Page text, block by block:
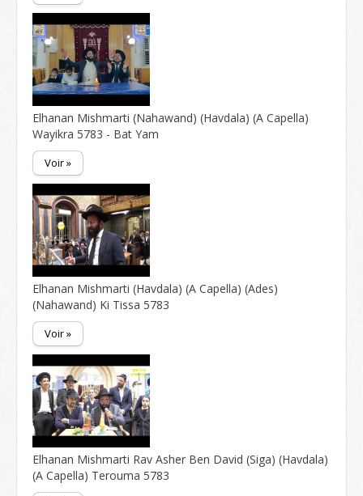
Elhanan Mishmarti (Nahawand) (Havdala) (A Capella)
Wayikra 5783 - Bat Yam
Voir »
Elhanan Mishmarti (Havdala) (A Capella) (Ades)
(Nahawand) Ki Tissa 5783
Voir »
Elhanan Mishmarti Rav Asher Ben David (Siga) (Havdala)
(A Capella) Terouma 5783